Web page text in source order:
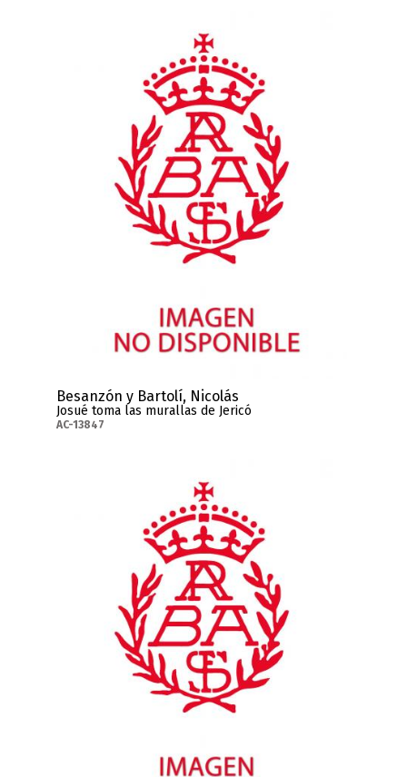
Besanzón y Bartolí, Nicolás
Josué toma las murallas de Jericó
AC-13847